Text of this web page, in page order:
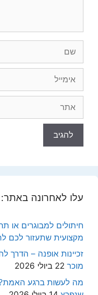
עלו לאחרונה באתר:
חיתולים למבוגרים או
מקצועית שתעזור לכם
זכיינות אופנה – הדרך
מוכר 22 ביולי 2026
מה לעשות ברגע האמת?